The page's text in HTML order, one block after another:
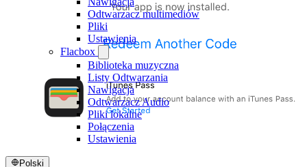
Odtwarzacz multimediów
Pliki
Ustawienia
Flacbox
Biblioteka muzyczna
Listy Odtwarzania
Nawigacja
Odtwarzacz Audio
Pliki lokalne
Połączenia
Ustawienia
Polski